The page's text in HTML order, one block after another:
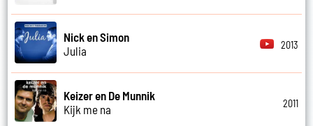
Nick en Simon
Julia
2013
Keizer en De Munnik
Kijk me na
2011